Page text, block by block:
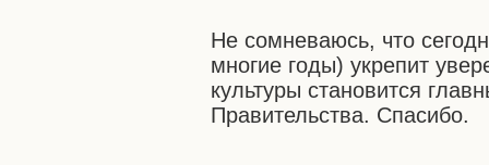
Не сомневаюсь, что
многие годы) укрепит
культуры становится
Правительства. Спасибо.